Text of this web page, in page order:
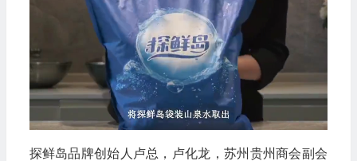
探鲜岛品牌创始人卢总，卢化龙，苏州贵州商会副会